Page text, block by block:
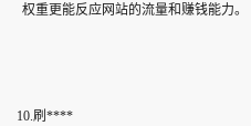
权重更能反应网站的流量和赚钱能力。
10.刷****